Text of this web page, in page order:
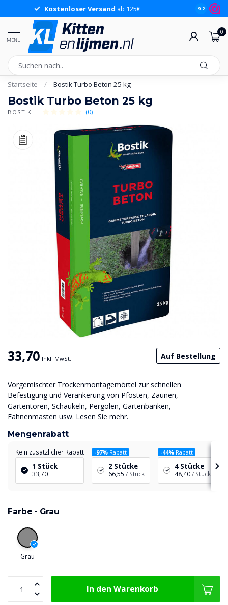
Großes Sortiment auf Lager 9.2
MENU
0
Startseite / Bostik Turbo Beton 25 kg
Bostik Turbo Beton 25 kg
BOSTIK (0)
33,70 Inkl. MwSt. Auf Bestellung
Vorgemischter Trockenmontagemörtel zur schnellen
Befestigung und Verankerung von Pfosten, Zäunen,
Gartentoren, Schaukeln, Pergolen, Gartenbänken,
Fahnenmasten usw. Lesen Sie mehr.
Mengenrabatt
Kein zusätzlicher Rabatt
1 Stück
33,70
-97% Rabatt
2 Stücke
66,55 / Stück
-44% Rabatt
4 Stücke
48,40/ Stück
Farbe - Grau
Grau
In den Warenkorb